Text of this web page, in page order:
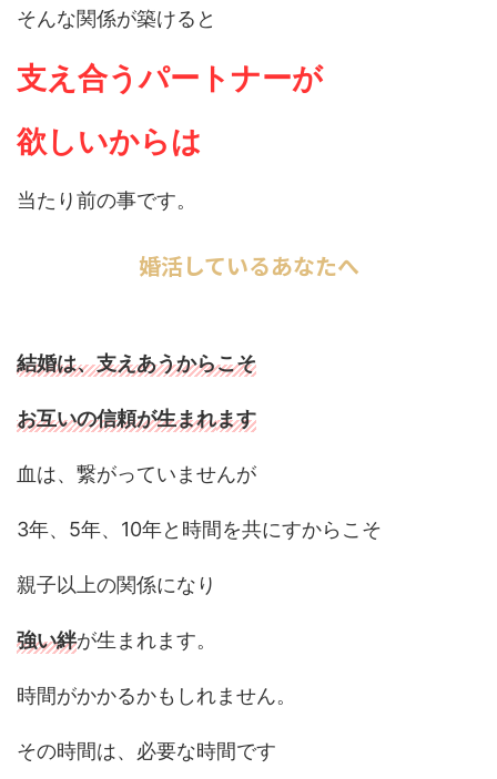
そんな関係が築けると
支え合うパートナーが
欲しいからは
当たり前の事です。
婚活しているあなたへ
結婚は、支えあうからこそ
お互いの信頼が生まれます
血は、繋がっていませんが
3年、5年、10年と時間を共にすからこそ
親子以上の関係になり
強い絆が生まれます。
時間がかかるかもしれません。
その時間は、必要な時間です